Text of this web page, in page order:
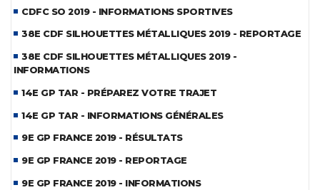
CDFC SO 2019 - INFORMATIONS SPORTIVES
38E CDF SILHOUETTES MÉTALLIQUES 2019 - REPORTAGE
38E CDF SILHOUETTES MÉTALLIQUES 2019 -
INFORMATIONS
14E GP TAR - PRÉPAREZ VOTRE TRAJET
14E GP TAR - INFORMATIONS GÉNÉRALES
9E GP FRANCE 2019 - RÉSULTATS
9E GP FRANCE 2019 - REPORTAGE
9E GP FRANCE 2019 - INFORMATIONS